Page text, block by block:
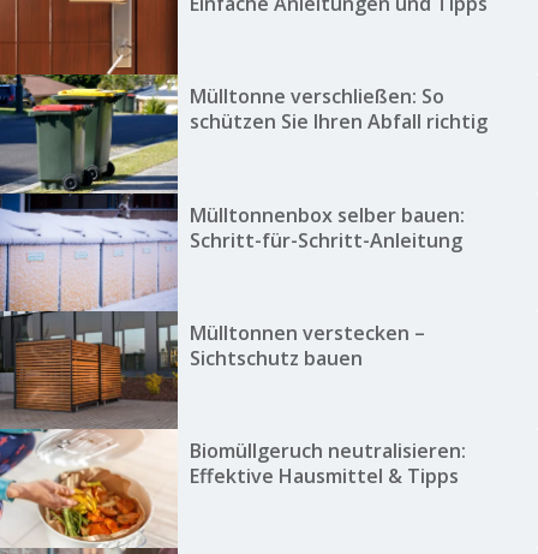
Mülltonne verschließen: So
schützen Sie Ihren Abfall richtig
Mülltonnenbox selber bauen:
Schritt-für-Schritt-Anleitung
Mülltonnen verstecken –
Sichtschutz bauen
Biomüllgeruch neutralisieren:
Effektive Hausmittel & Tipps